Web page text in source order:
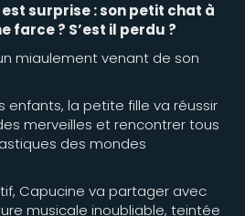
surprise : son petit chat à
farce ? S’est il perdu ?
miaulement venant de son
enfants, la petite fille va réussir
merveilles et rencontrer tous
des mondes
Capucine va partager avec
musicale inoubliable, teintée